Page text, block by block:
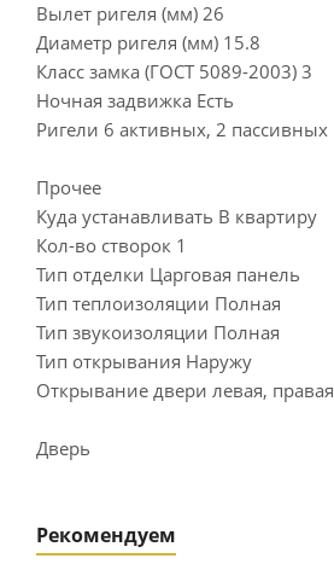
Вылет ригеля (мм) 26
Диаметр ригеля (мм) 15.8
Класс замка (ГОСТ 5089-2003) 3
Ночная задвижка Есть
Ригели 6 активных, 2 пассивных
Прочее
Куда устанавливать В квартиру
Кол-во створок 1
Тип отделки Царговая панель
Тип теплоизоляции Полная
Тип звукоизоляции Полная
Тип открывания Наружу
Открывание двери левая, правая
Дверь
Рекомендуем